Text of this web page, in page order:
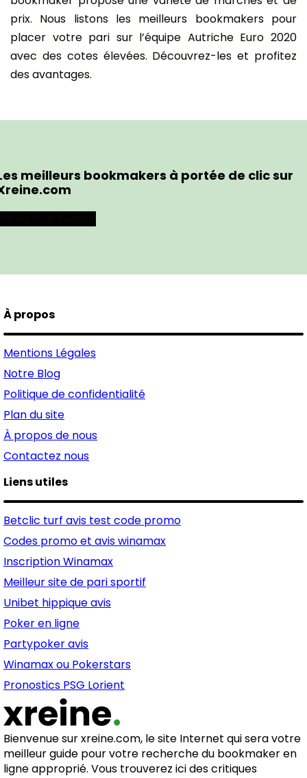
prix. Nous listons les meilleurs bookmakers pour
placer votre pari sur l’équipe Autriche Euro 2020
avec des cotes élevées. Découvrez-les et profitez
des avantages.
meilleurs bookmakers à portée de clic sur
À propos
Mentions Légales
Notre Blog
Politique de confidentialité
Plan du site
À propos de nous
Contactez nous
Liens utiles
Betclic turf avis test code promo
Codes promo et avis winamax
Inscription Winamax
Meilleur site de pari sportif
Unibet hippique avis
Poker en ligne
Partypoker avis
Winamax ou Pokerstars
Pronostics PSG Lorient
Bienvenue sur xreine.com, le site Internet qui sera votre
meilleur guide pour votre recherche du bookmaker en
ligne approprié. Vous trouverez ici des critiques